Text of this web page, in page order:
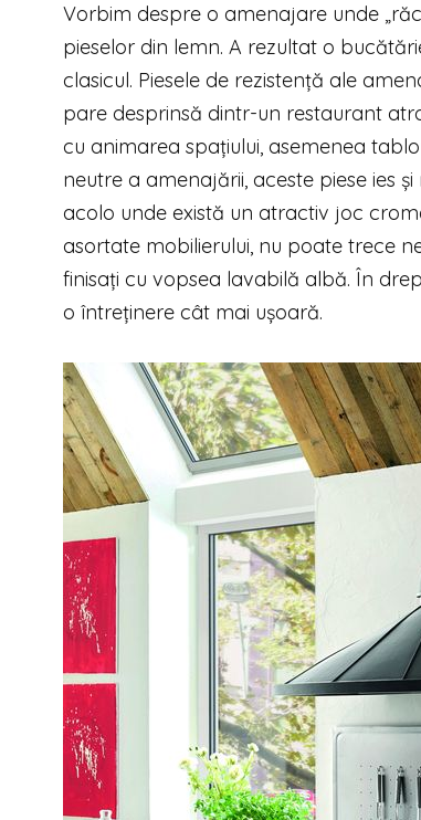
Vorbim despre o amenajare un­de
pieselor din lemn. A rezultat o
clasicul. Piesele de rezistență ale
pare desprinsă dintr-un restaurant
cu animarea spațiului, asemenea
neutre a amenajării, aceste piese ies
acolo unde există un atractiv joc
asortate mobilierului, nu poate trece
finisați cu vopsea lavabilă albă. În
o întreți­ne­re cât mai ușoară.